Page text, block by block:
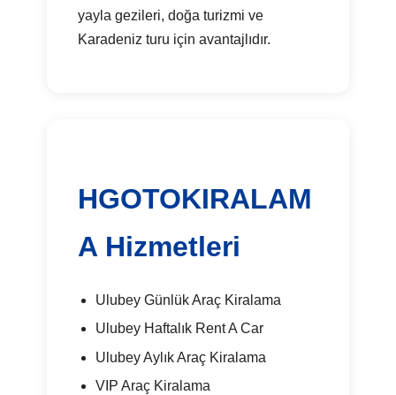
yayla gezileri, doğa turizmi ve
Karadeniz turu için avantajlıdır.
HGOTOKIRALAM
A Hizmetleri
Ulubey Günlük Araç Kiralama
Ulubey Haftalık Rent A Car
Ulubey Aylık Araç Kiralama
VIP Araç Kiralama